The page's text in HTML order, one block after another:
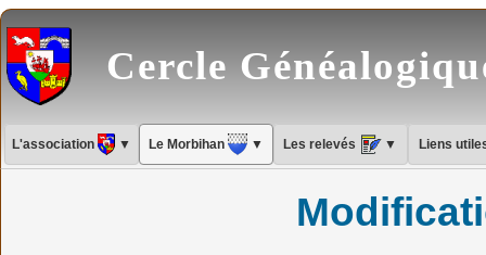
Cercle
L'association ▼ Le Morbihan ▼ Les relevés ▼ Liens